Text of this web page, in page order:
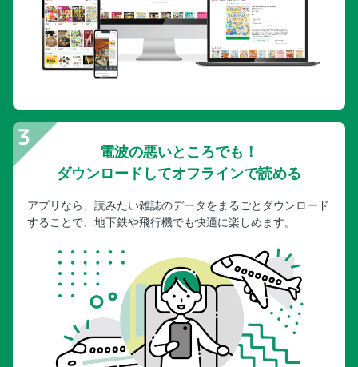
電波の悪いところでも！
ダウンロードしてオフラインで読める
アプリなら、読みたい雑誌のデータをまるごとダウンロード
することで、地下鉄や飛行機でも快適に楽しめます。